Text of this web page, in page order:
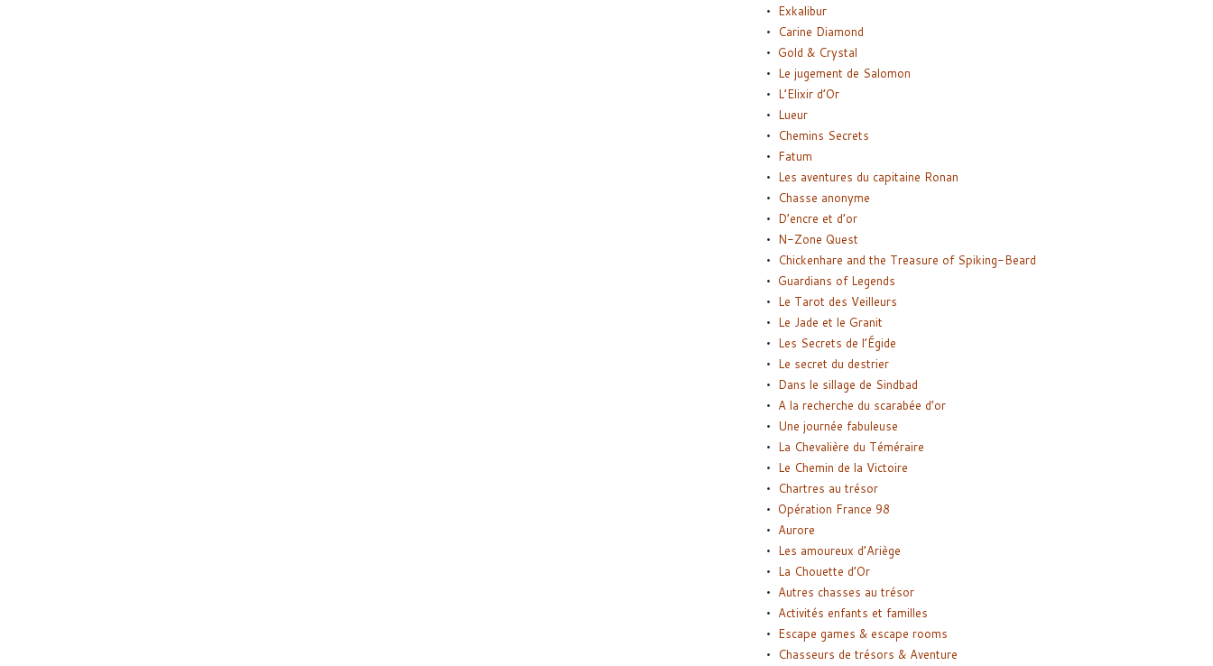
Exkalibur
Carine Diamond
Gold & Crystal
Le jugement de Salomon
L’Elixir d’Or
Lueur
Chemins Secrets
Fatum
Les aventures du capitaine Ronan
Chasse anonyme
D’encre et d’or
N-Zone Quest
Chickenhare and the Treasure of Spiking-Beard
Guardians of Legends
Le Tarot des Veilleurs
Le Jade et le Granit
Les Secrets de l’Égide
Le secret du destrier
Dans le sillage de Sindbad
A la recherche du scarabée d’or
Une journée fabuleuse
La Chevalière du Téméraire
Le Chemin de la Victoire
Chartres au trésor
Opération France 98
Aurore
Les amoureux d’Ariège
La Chouette d’Or
Autres chasses au trésor
Activités enfants et familles
Escape games & escape rooms
Chasseurs de trésors & Aventure